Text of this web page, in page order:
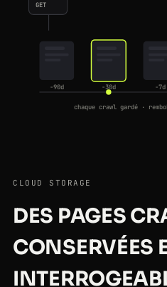
GET
-90d -30d -7d
chaque crawl gardé ·
CLOUD STORAGE
DES PAGES
CONSERVÉES